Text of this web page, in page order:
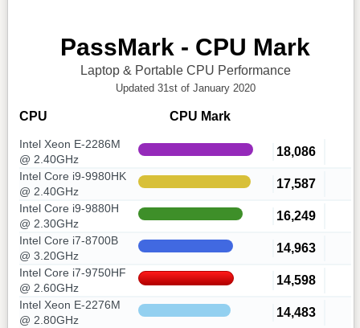
PassMark - CPU Mark
Laptop & Portable CPU Performance
Updated 31st of January 2020
CPU CPU Mark
Intel Xeon E-2286M
@ 2.40GHz
18,086
Intel Core i9-9980HK
@ 2.40GHz
17,587
Intel Core i9-9880H
@ 2.30GHz
16,249
Intel Core i7-8700B
@ 3.20GHz
14,963
Intel Core i7-9750HF
@ 2.60GHz
14,598
Intel Xeon E-2276M
@ 2.80GHz
14,483